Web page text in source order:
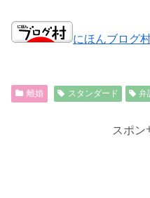
にほんブログ
離婚 スタンダード 弁
スポン